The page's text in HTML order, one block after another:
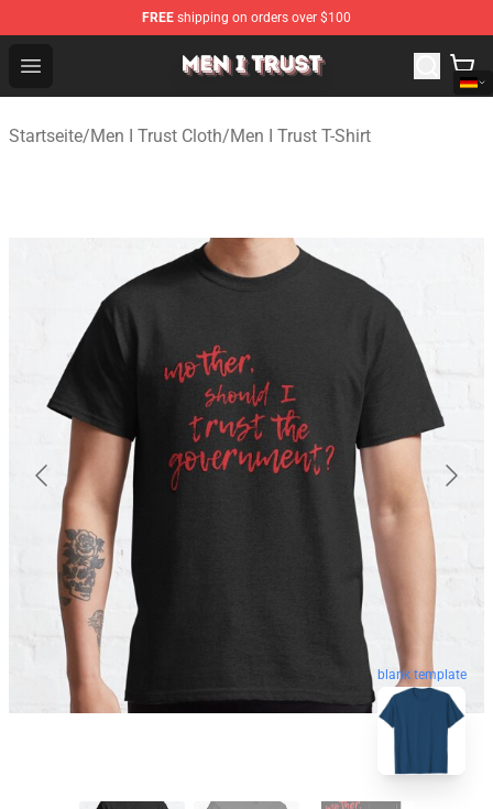
FREE shipping on orders over $100
Open menu
Men I Trust Shop - Official Men I Trust Merchandise Store
Startseite/Men I Trust Cloth/Men I Trust T-Shirt
blank template